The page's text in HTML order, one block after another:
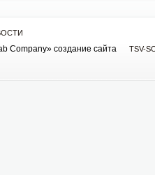
Company» cоздание сайта TSV-